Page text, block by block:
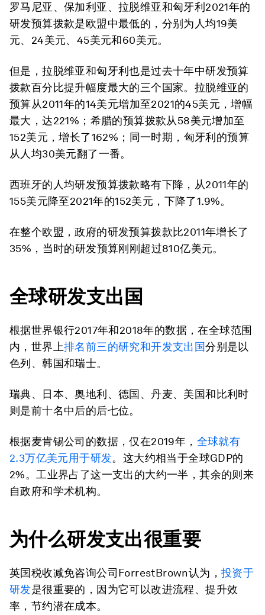
罗马尼亚、保加利亚、拉脱维亚和匈牙利2021年的
研发预算拨款是欧盟中最低的，分别为人均19美
元、24美元、45美元和60美元。
但是，拉脱维亚和匈牙利也是过去十年中研发预算
拨款百分比提升幅度最大的三个国家。拉脱维亚的
预算从2011年的14美元增加至2021的45美元，增幅
最大，达221%；希腊的预算拨款从58美元增加至
152美元，增长了162%；同一时期，匈牙利的预算
从人均30美元翻了一番。
西班牙的人均研发预算拨款略有下降，从2011年的
155美元降至2021年的152美元，下降了1.9%。
在整个欧盟，政府的研发预算拨款比2011年增长了
35%，当时的研发预算刚刚超过810亿美元。
全球研发支出国
根据世界银行2017年和2018年的数据，在全球范围
内，世界上排名前三的研究和开发支出国分别是以
色列、韩国和瑞士。
瑞典、日本、奥地利、德国、丹麦、美国和比利时
则是前十名中后的后七位。
根据麦肯锡公司的数据，仅在2019年， 全球就有
2.3万亿美元用于研发。这大约相当于全球GDP的
2%。工业界占了这一支出的大约一半，其余的则来
自政府和学术机构。
为什么研发支出很重要
英国税收减免咨询公司ForrestBrown认为， 投资于
研发是很重要的，因为它可以改进流程、提升效
率，节约潜在成本。